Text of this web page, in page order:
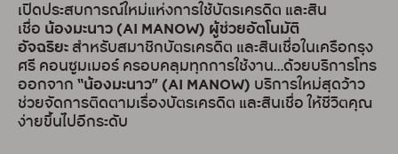
เปิดประสบการณ์ใหม่แห่งการใช้บัตรเครดิต และสิน
เชื่อ น้องมะนาว (AI MANOW) ผู้ช่วยอัตโนมัติ
อัจฉริยะสำหรับสมาชิกบัตรเครดิต และสินเชื่อในเครือกรุง
ศรี คอนซูมเมอร์ ครอบคลุมทุกการใช้งาน…ด้วยบริการโทร
ออกจาก “น้องมะนาว” (AI MANOW) บริการใหม่สุดว้าว
ช่วยจัดการติดตามเรื่องบัตรเครดิต และสินเชื่อ ให้ชีวิตคุณ
ง่ายขึ้นไปอีกระดับ